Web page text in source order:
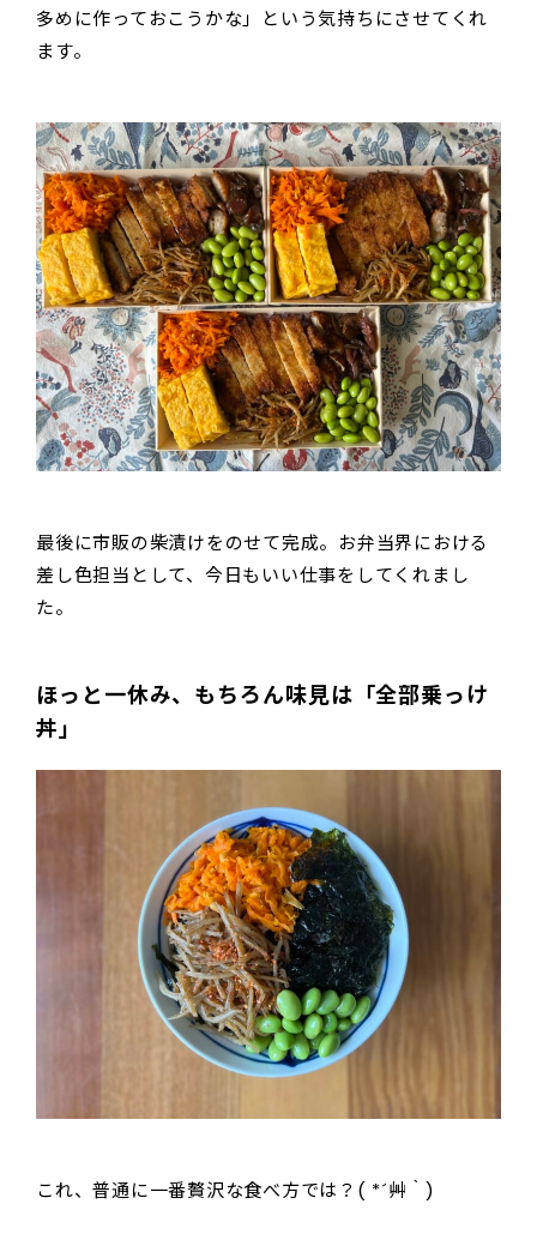
多めに作っておこうかな」という気持ちにさせてくれ
ます。
最後に市販の柴漬けをのせて完成。お弁当界における
差し色担当として、今日もいい仕事をしてくれまし
た。
ほっと一休み、もちろん味見は「全部乗っけ
丼」
これ、普通に一番贅沢な食べ方では？( *´艸｀)